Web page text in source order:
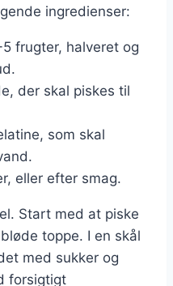
ingredienser:
frugter, halveret og
der skal piskes til
som skal
eller efter smag.
Start med at piske
toppe. I en skål
med sukker og
forsigtigt